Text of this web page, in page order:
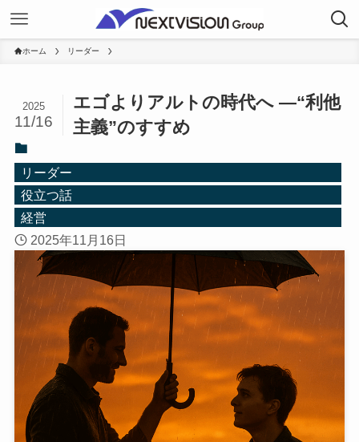
ホーム リーダー
エゴよりアルトの時代へ ―“利他
主義”のすすめ
2025
11/16
リーダー
役立つ話
経営
2025年11月16日